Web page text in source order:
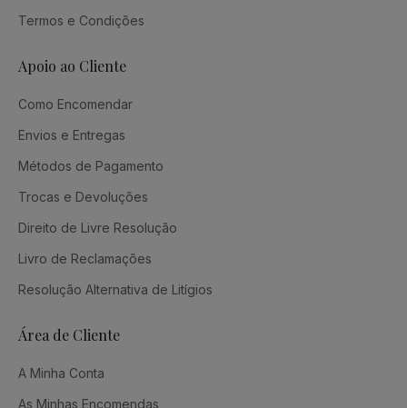
Termos e Condições
Apoio ao Cliente
Como Encomendar
Envios e Entregas
Métodos de Pagamento
Trocas e Devoluções
Direito de Livre Resolução
Livro de Reclamações
Resolução Alternativa de Litígios
Área de Cliente
A Minha Conta
As Minhas Encomendas